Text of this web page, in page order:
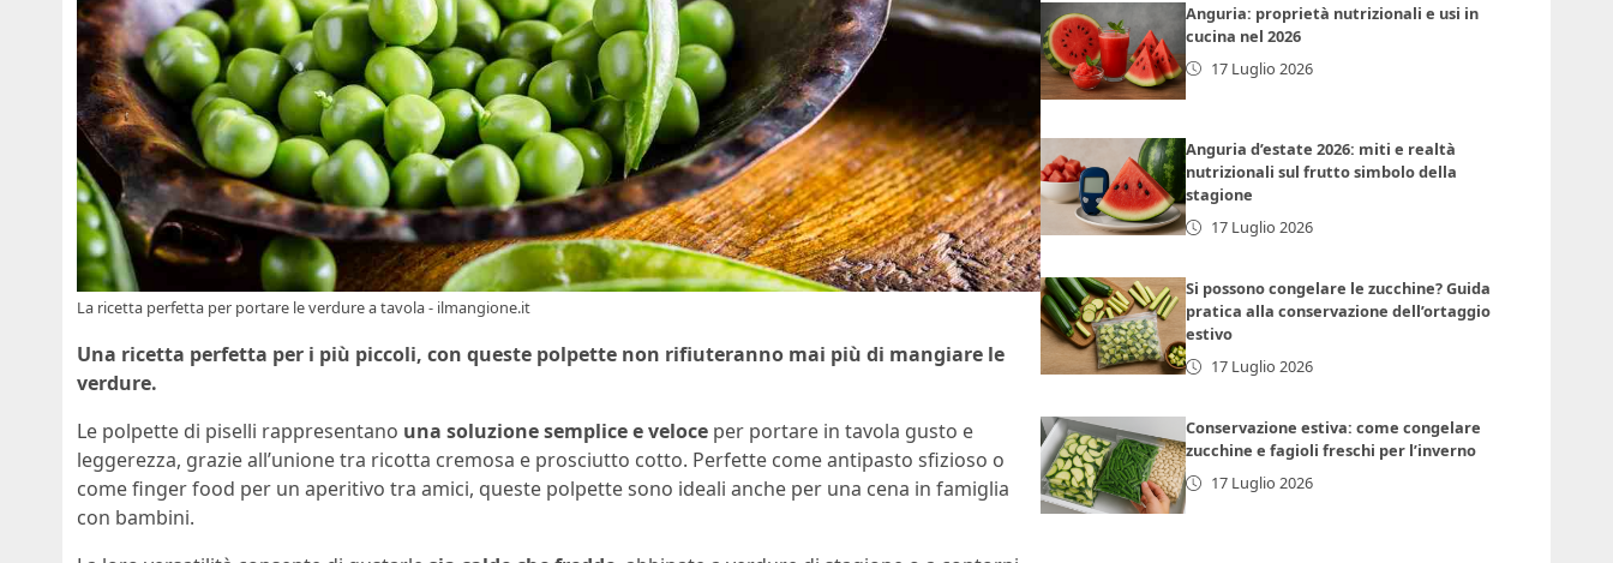
La ricetta perfetta per portare le verdure a tavola - ilmangione.it
Una ricetta perfetta per i più piccoli, con queste polpette non rifiuteranno mai più di mangiare le
verdure.
Le polpette di piselli rappresentano una soluzione semplice e veloce per portare in tavola gusto e
leggerezza, grazie all’unione tra ricotta cremosa e prosciutto cotto. Perfette come antipasto sfizioso o
come finger food per un aperitivo tra amici, queste polpette sono ideali anche per una cena in famiglia
con bambini.
Anguria: proprietà nutrizionali e usi in
cucina nel 2026
17 Luglio 2026
Anguria d’estate 2026: miti e realtà
nutrizionali sul frutto simbolo della
stagione
17 Luglio 2026
Si possono congelare le zucchine? Guida
pratica alla conservazione dell’ortaggio
estivo
17 Luglio 2026
Conservazione estiva: come congelare
zucchine e fagioli freschi per l’inverno
17 Luglio 2026